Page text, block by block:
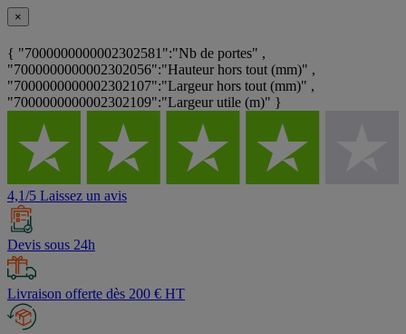
×
{ "7000000000002302581":"Nb de portes" ,
"7000000000002302056":"Hauteur hors tout (mm)" ,
"7000000000002302107":"Largeur hors tout (mm)" ,
"7000000000002302109":"Largeur utile (m)" }
4,1/5 Laissez un avis
Devis sous 24h
Livraison offerte dès 200 € HT